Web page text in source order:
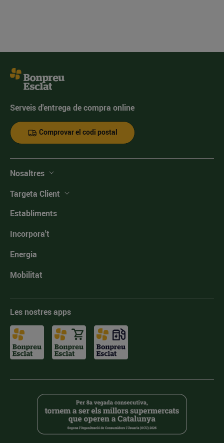
Serveis d'entrega de compra online
Comprovar el codi postal
Nosaltres
Targeta Client
Establiments
Incorpora't
Energia
Mobilitat
Les nostres apps